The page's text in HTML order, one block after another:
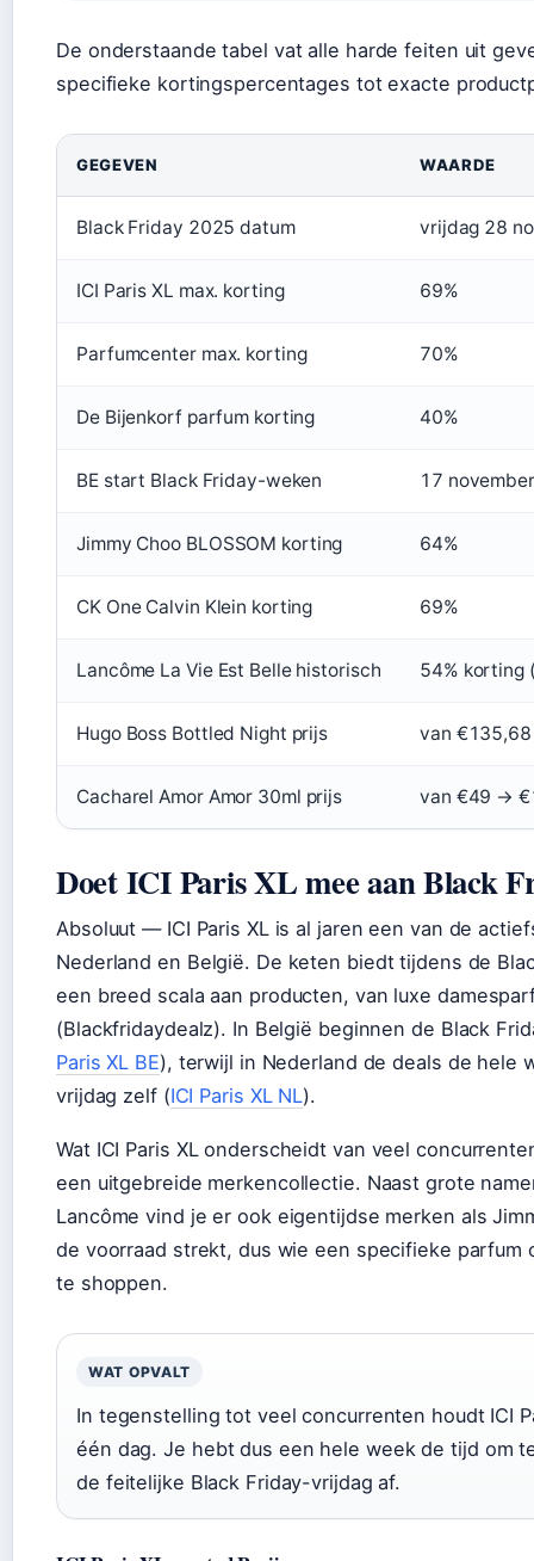
De onderstaande tabel vat alle harde feiten uit
specifieke kortingspercentages tot exacte
GEGEVEN WAARDE
Black Friday 2025 datum vrijdag 28
ICI Paris XL max. korting 69%
Parfumcenter max. korting 70%
De Bijenkorf parfum korting 40%
BE start Black Friday-weken 17
Jimmy Choo BLOSSOM korting 64%
CK One Calvin Klein korting 69%
Lancôme La Vie Est Belle historisch 54% korting
Hugo Boss Bottled Night prijs van
Cacharel Amor Amor 30ml prijs van €49 →
Doet ICI Paris XL mee aan Black
Absoluut — ICI Paris XL is al jaren een van de
Nederland en België. De keten biedt tijdens de
een breed scala aan producten, van luxe
(Blackfridaydealz). In België beginnen de Black
Paris XL BE), terwijl in Nederland de deals de
vrijdag zelf (ICI Paris XL NL).
Wat ICI Paris XL onderscheidt van veel
een uitgebreide merkencollectie. Naast grote
Lancôme vind je er ook eigentijdse merken als
de voorraad strekt, dus wie een specifieke
te shoppen.
WAT OPVALT
In tegenstelling tot veel concurrenten houdt ICI
één dag. Je hebt dus een hele week de tijd om
de feitelijke Black Friday-vrijdag af.